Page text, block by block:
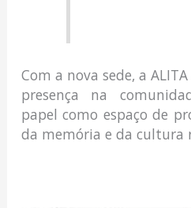
Com a nova sede, a
presença na
papel como espaço de
da memória e da cultura